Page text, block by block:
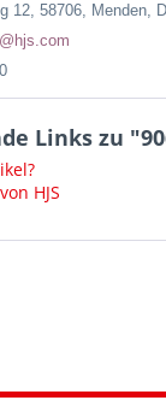
12, 58706, Menden,
Links zu
HJS